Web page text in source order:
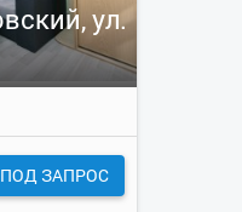
ул.
ПОД ЗАПРОС